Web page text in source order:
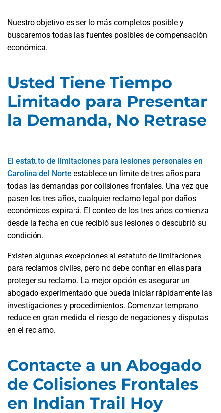
Nuestro objetivo es ser lo más completos posible y
buscaremos todas las fuentes posibles de compensación
económica.
Usted Tiene Tiempo
Limitado para Presentar
la Demanda, No Retrase
El estatuto de limitaciones para lesiones personales en
Carolina del Norte establece un límite de tres años para
todas las demandas por colisiones frontales. Una vez que
pasen los tres años, cualquier reclamo legal por daños
económicos expirará. El conteo de los tres años comienza
desde la fecha en que recibió sus lesiones o descubrió su
condición.
Existen algunas excepciones al estatuto de limitaciones
para reclamos civiles, pero no debe confiar en ellas para
proteger su reclamo. La mejor opción es asegurar un
abogado experimentado que pueda iniciar rápidamente las
investigaciones y procedimientos. Comenzar temprano
reduce en gran medida el riesgo de negaciones y disputas
en el reclamo.
Contacte a un Abogado
de Colisiones Frontales
en Indian Trail Hoy